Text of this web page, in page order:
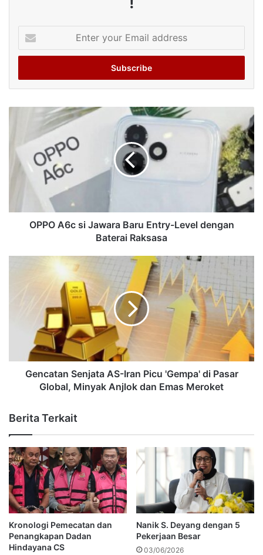
your
Email
OPPO A6c si Jawara Baru Entry-Level dengan
Baterai Raksasa
Gencatan Senjata AS-Iran Picu 'Gempa' di Pasar
Global, Minyak Anjlok dan Emas Meroket
Berita Terkait
Kronologi Pemecatan dan
Penangkapan Dadan
Hindayana CS
Nanik S. Deyang dengan 5
Pekerjaan Besar
03/06/2026